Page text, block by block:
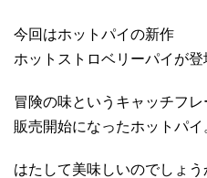
今回はホットパイの新作
ホットストロベリーパイが登
冒険の味というキャッチフレ
販売開始になったホットパイ
はたして美味しいのでしょう